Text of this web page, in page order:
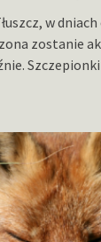
w
zostanie